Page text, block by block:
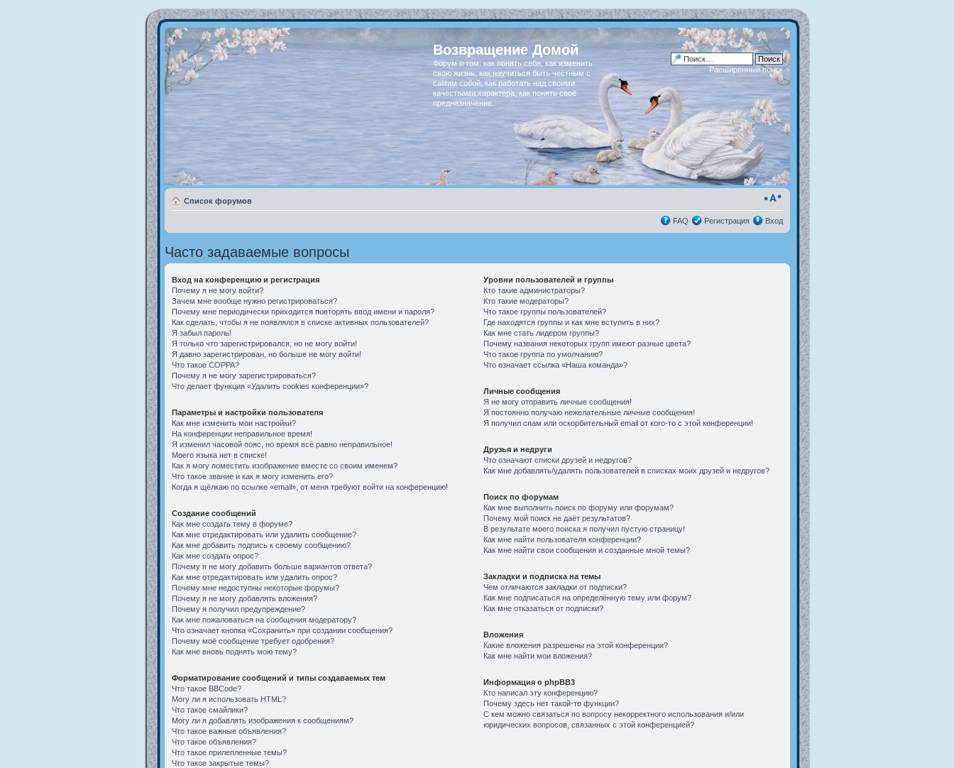
Возвращение Домой
Форум о том: как понять себя, как изменить
свою жизнь, как научиться быть честным с
самим собой, как работать над своими
качествами характера, как понять своё
предназначение.
Расширенный поиск
Список форумов
FAQ Регистрация Вход
Часто задаваемые вопросы
Вход на конференцию и регистрация
Почему я не могу войти?
Зачем мне вообще нужно регистрироваться?
Почему мне периодически приходится повторять ввод имени и пароля?
Как сделать, чтобы я не появлялся в списке активных пользователей?
Я забыл пароль!
Я только что зарегистрировался, но не могу войти!
Я давно зарегистрирован, но больше не могу войти!
Что такое COPPA?
Почему я не могу зарегистрироваться?
Что делает функция «Удалить cookies конференции»?
Параметры и настройки пользователя
Как мне изменить мои настройки?
На конференции неправильное время!
Я изменил часовой пояс, но время всё равно неправильное!
Моего языка нет в списке!
Как я могу поместить изображение вместе со своим именем?
Что такое звание и как я могу изменить его?
Когда я щёлкаю по ссылке «email», от меня требуют войти на конференцию!
Создание сообщений
Как мне создать тему в форуме?
Как мне отредактировать или удалить сообщение?
Как мне добавить подпись к своему сообщению?
Как мне создать опрос?
Почему я не могу добавить больше вариантов ответа?
Как мне отредактировать или удалить опрос?
Почему мне недоступны некоторые форумы?
Почему я не могу добавлять вложения?
Почему я получил предупреждение?
Как мне пожаловаться на сообщения модератору?
Что означает кнопка «Сохранить» при создании сообщения?
Почему моё сообщение требует одобрения?
Как мне вновь поднять мою тему?
Форматирование сообщений и типы создаваемых тем
Что такое BBCode?
Могу ли я использовать HTML?
Что такое смайлики?
Могу ли я добавлять изображения к сообщениям?
Что такое важные объявления?
Что такое объявления?
Что такое прилепленные темы?
Что такое закрытые темы?
Уровни пользователей и группы
Кто такие администраторы?
Кто такие модераторы?
Что такое группы пользователей?
Где находятся группы и как мне вступить в них?
Как мне стать лидером группы?
Почему названия некоторых групп имеют разные цвета?
Что такое группа по умолчанию?
Что означает ссылка «Наша команда»?
Личные сообщения
Я не могу отправить личные сообщения!
Я постоянно получаю нежелательные личные сообщения!
Я получил спам или оскорбительный email от кого-то с этой конференции!
Друзья и недруги
Что означают списки друзей и недругов?
Как мне добавлять/удалять пользователей в списках моих друзей и недругов?
Поиск по форумам
Как мне выполнить поиск по форуму или форумам?
Почему мой поиск не даёт результатов?
В результате моего поиска я получил пустую страницу!
Как мне найти пользователя конференции?
Как мне найти свои сообщения и созданные мной темы?
Закладки и подписка на темы
Чем отличаются закладки от подписки?
Как мне подписаться на определённую тему или форум?
Как мне отказаться от подписки?
Вложения
Какие вложения разрешены на этой конференции?
Как мне найти мои вложения?
Информация о phpBB3
Кто написал эту конференцию?
Почему здесь нет такой-то функции?
С кем можно связаться по вопросу некорректного использования и/или
юридических вопросов, связанных с этой конференцией?